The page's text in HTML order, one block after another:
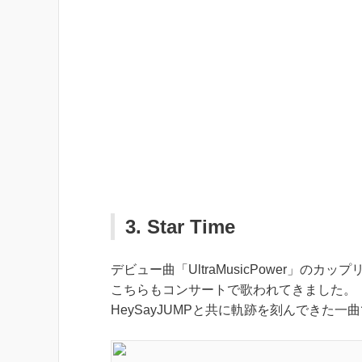
3. Star Time
デビュー曲「UltraMusicPower」のカップリ
こちらもコンサートで歌われてきました。
HeySayJUMPと共に軌跡を刻んできた一曲